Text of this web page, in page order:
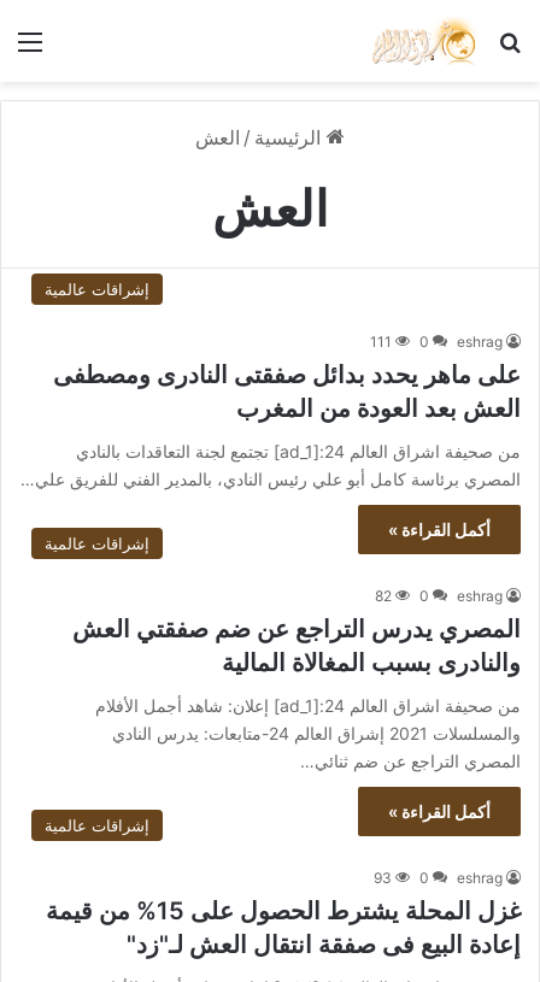
بحث عن
الرئيسية / العش
العش
إشراقات عالمية
eshrag
0
111
على ماهر يحدد بدائل صفقتى النادرى ومصطفى
العش بعد العودة من المغرب
من صحيفة اشراق العالم 24:[ad_1] تجتمع لجنة التعاقدات بالنادي
المصري برئاسة كامل أبو علي رئيس النادي، بالمدير الفني للفريق علي…
أكمل القراءة »
إشراقات عالمية
eshrag
0
82
المصري يدرس التراجع عن ضم صفقتي العش
والنادرى بسبب المغالاة المالية
من صحيفة اشراق العالم 24:[ad_1] إعلان: شاهد أجمل الأفلام
والمسلسلات 2021 إشراق العالم 24-متابعات: يدرس النادي
المصري التراجع عن ضم ثنائي…
أكمل القراءة »
إشراقات عالمية
eshrag
0
93
غزل المحلة يشترط الحصول على 15% من قيمة
إعادة البيع فى صفقة انتقال العش لـ"زد"